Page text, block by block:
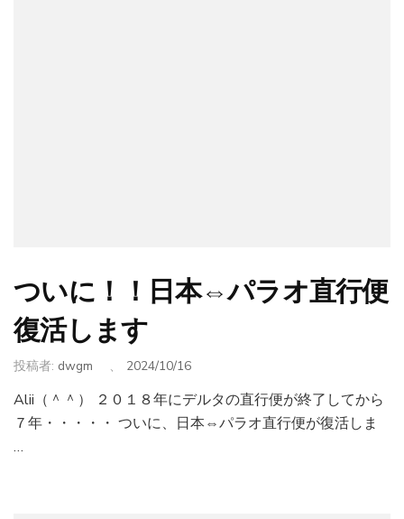
ついに！！日本⇔パラオ直行便
復活します
投稿者: dwgm 、 2024/10/16
Alii（＾＾） ２０１８年にデルタの直行便が終了してから
７年・・・・・ ついに、日本⇔パラオ直行便が復活しま
…